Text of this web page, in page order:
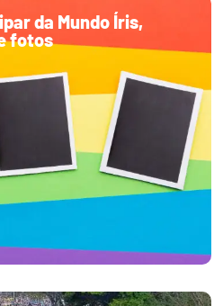
da Mundo Íris,
fotos